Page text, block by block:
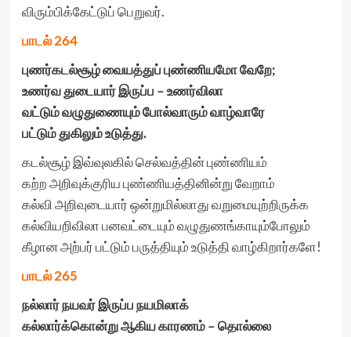
விரும்பிக்கேட்டுப் பெறுவர்.
பாடல் 264
புணர்கடல்சூழ் வையத்துப் புண்ணியமோ வேறே;
உணர்வ துடையார் இருப்ப – உணர்விலா
வட்டும் வழுதுணையும் போல்வாரும் வாழ்வாரே
பட்டும் துகிலும் உடுத்து.
கடல்சூழ் இவ்வுலகில் செல்வத்தின் புண்ணியம்
கற்ற அறிவுக்குரிய புண்ணியத்தினின்று வேறாம்
கல்வி அறிவுடையார் ஒன்றுமில்லாது வறுமையுற்றிருக்க
கல்வியறிவிலா பனவட்டையும் வழுதுணங்காயும்போலும்
கீழான அற்பர் பட்டும் பருத்தியும் உடுத்தி வாழ்கிறார்களே!
பாடல் 265
நல்லார் நயவர் இருப்ப நயமிலாக்
கல்லார்க்கொன்று ஆகிய காரணம் – தொல்லை